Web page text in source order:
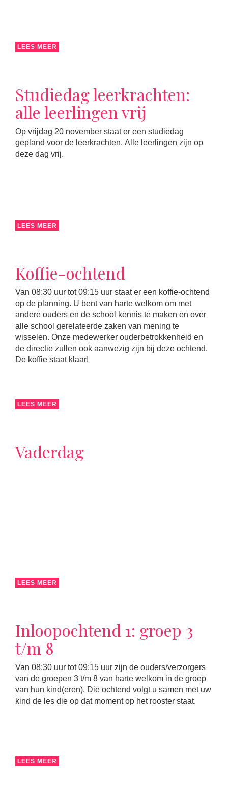
LEES MEER
Studiedag leerkrachten:
alle leerlingen vrij
Op vrijdag 20 november staat er een studiedag
gepland voor de leerkrachten. Alle leerlingen zijn op
deze dag vrij.
LEES MEER
Koffie-ochtend
Van 08:30 uur tot 09:15 uur staat er een koffie-ochtend
op de planning. U bent van harte welkom om met
andere ouders en de school kennis te maken en over
alle school gerelateerde zaken van mening te
wisselen. Onze medewerker ouderbetrokkenheid en
de directie zullen ook aanwezig zijn bij deze ochtend.
De koffie staat klaar!
LEES MEER
Vaderdag
LEES MEER
Inloopochtend 1: groep 3
t/m 8
Van 08:30 uur tot 09:15 uur zijn de ouders/verzorgers
van de groepen 3 t/m 8 van harte welkom in de groep
van hun kind(eren). Die ochtend volgt u samen met uw
kind de les die op dat moment op het rooster staat.
LEES MEER